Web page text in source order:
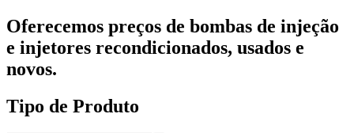
Oferecemos preços de bombas de injeção
e injetores recondicionados, usados e
novos.
Tipo de Produto